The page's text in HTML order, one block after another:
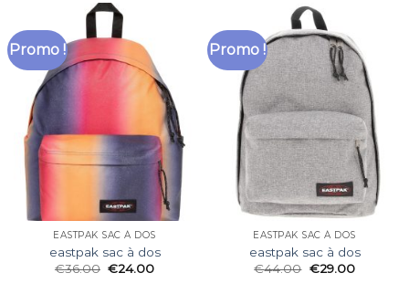
Promo !
EASTPAK SAC À DOS
eastpak sac à dos
€36.00 €24.00
Promo !
EASTPAK SAC À DOS
eastpak sac à dos
€44.00 €29.00